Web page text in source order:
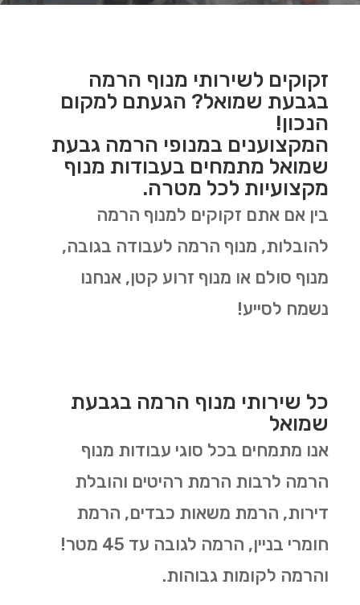
זקוקים לשירותי מנוף הרמה
בגבעת שמואל? הגעתם למקום
הנכון!
המקצוענים במנופי הרמה גבעת
שמואל מתמחים בעבודות מנוף
מקצועיות לכל מטרה.
בין אם אתם זקוקים למנוף הרמה
להובלות, מנוף הרמה לעבודה בגובה,
מנוף סולם או מנוף זרוע קטן, אנחנו
נשמח לסייע!
כל שירותי מנוף הרמה בגבעת
שמואל
אנו מתמחים בכל סוגי עבודות מנוף
הרמה לרבות הרמת רהיטים והובלת
דירות, הרמת משאות כבדים, הרמת
חומרי בניין, הרמה לגובה עד 45 מטר!
והרמה לקומות גבוהות.